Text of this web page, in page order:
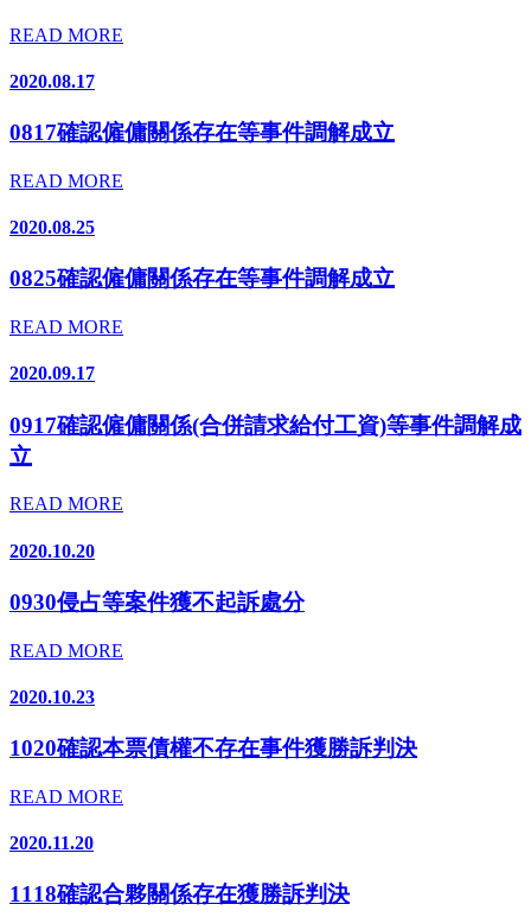
READ MORE
2020.08.17
0817確認僱傭關係存在等事件調解成立
READ MORE
2020.08.25
0825確認僱傭關係存在等事件調解成立
READ MORE
2020.09.17
0917確認僱傭關係(合併請求給付工資)等事件調解成
立
READ MORE
2020.10.20
0930侵占等案件獲不起訴處分
READ MORE
2020.10.23
1020確認本票債權不存在事件獲勝訴判決
READ MORE
2020.11.20
1118確認合夥關係存在獲勝訴判決